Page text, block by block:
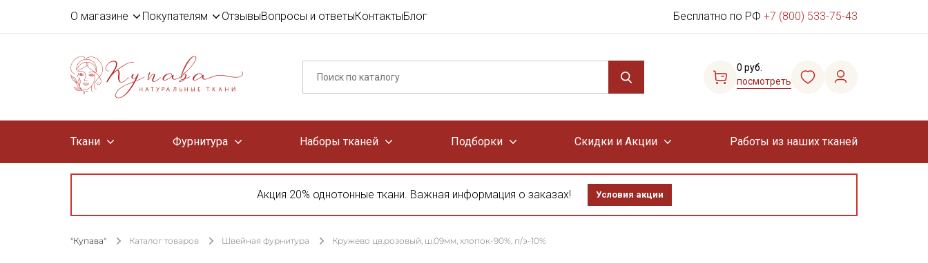
О магазине Покупателям ОтзывыВопросы и ответыКонтактыБлог Бесплатно по РФ +7 (800) 533-75-43
0 руб.
посмотреть
Ткани Фурнитура Наборы тканей Подборки Скидки и Акции Работы из наших тканей
Акция 20% однотонные ткани. Важная информация о заказах! Условия акции
"Купава" Каталог товаров Швейная фурнитура Кружево цв.розовый, ш.09мм, хлопок-90%, п/э-10%